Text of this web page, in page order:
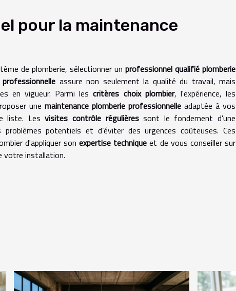
pour la maintenance
de plomberie, sélectionner un professionnel qualifié plomberie
assure non seulement la qualité du travail, mais
en vigueur. Parmi lescritères choix plombier, l'expérience, les
une maintenance plomberie professionnelleadaptée à vos
liste. Lesvisites contrôle régulièressont le fondement d'une
potentiels et d’éviter des urgences coûteuses. Ces
d'appliquer sonexpertise technique et de vous conseiller sur
votre installation.